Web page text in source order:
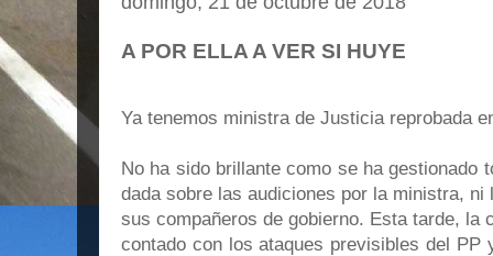
A POR ELLA A VER SI HUYE
Ya tenemos ministra de Justicia reprobada
No ha sido brillante como se ha gestionado
dada sobre las audiciones por la ministra,
sus compañeros de gobierno. Esta tarde, la
contado con los ataques previsibles del PP